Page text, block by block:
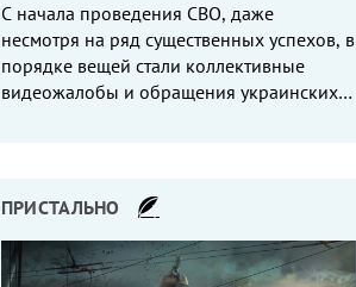
С начала проведения СВО, даже
несмотря на ряд существенных успехов, в
порядке вещей стали коллективные
видеожалобы и обращения украинских
ПРИСТАЛЬНО